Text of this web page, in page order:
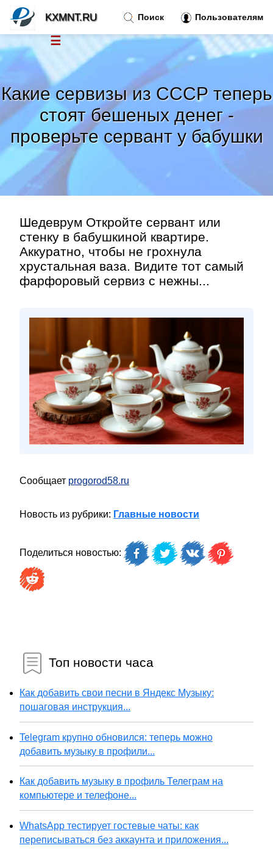
Какие сервизы из СССР теперь
стоят бешеных денег -
проверьте сервант у бабушки
Шедеврум Откройте сервант или
стенку в бабушкиной квартире.
Аккуратно, чтобы не грохнула
хрустальная ваза. Видите тот самый
фарфоровый сервиз с нежны...
Сообщает progorod58.ru
Новость из рубрики: Главные новости
Поделиться новостью:
Топ новости часа
Как добавить свои песни в Яндекс Музыку:
пошаговая инструкция...
Telegram крупно обновился: теперь можно
добавить музыку в профили...
Как добавить музыку в профиль Телеграм на
компьютере и телефоне...
WhatsApp тестирует гостевые чаты: как
переписываться без аккаунта и приложения...
Поиск Пользователям
KXMNT.RU
☰
Новости
Тренды новостей»
Рубрики»
Правила »